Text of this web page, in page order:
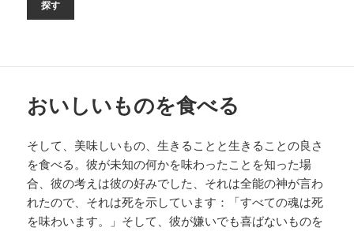
おいしいものを食べる
そして、美味しいもの、生きることと生きることの良さ
を食べる。彼が未知の何かを味わったことを知った場
合、彼の考えは彼の好みでした、それは全能の神が言わ
れたので、それは死を示しています：「すべての魂は死
を味わいます。」そして、彼が嫌いでも喜ばないものを